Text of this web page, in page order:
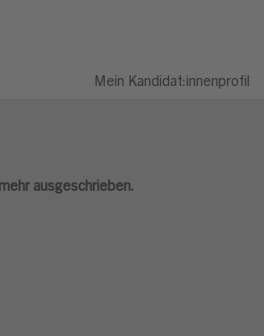
Mein Kandidat:innenprofil
ausgeschrieben.